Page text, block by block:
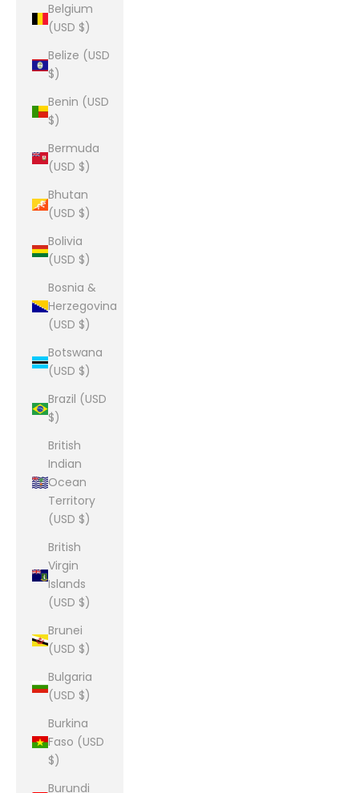
Belgium
(USD $)
Belize (USD
$)
Benin (USD
$)
Bermuda
(USD $)
Bhutan
(USD $)
Bolivia
(USD $)
Bosnia &
Herzegovina
(USD $)
Botswana
(USD $)
Brazil (USD
$)
British
Indian
Ocean
Territory
(USD $)
British
Virgin
Islands
(USD $)
Brunei
(USD $)
Bulgaria
(USD $)
Burkina
Faso (USD
$)
Burundi